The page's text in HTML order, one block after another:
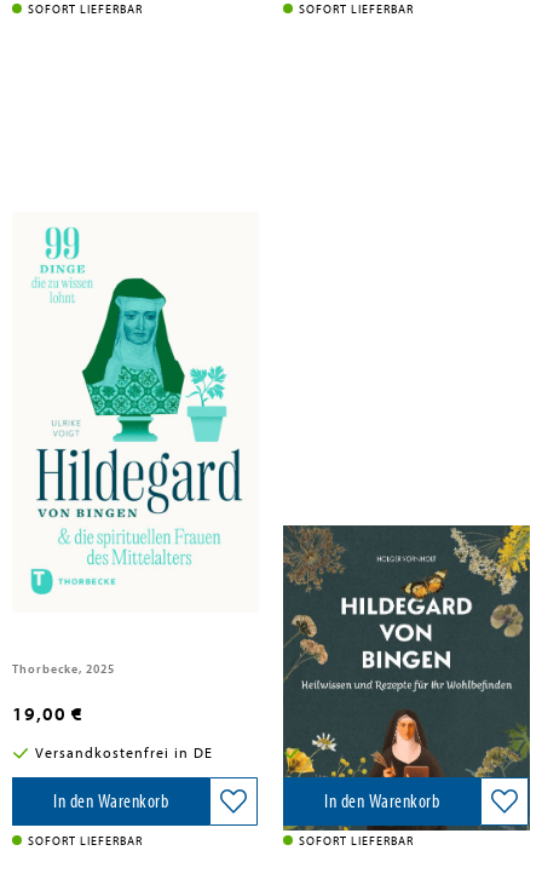
SOFORT LIEFERBAR SOFORT LIEFERBAR
Voigt, Ulrike
Hildegard & die spirituellen
Frauen des Mittelalters
Thorbecke, 2025
19,00 €
Versandkostenfrei in DE
In den Warenkorb
SOFORT LIEFERBAR
Vornholt, Holger
Hildegard von Bingen -
Heilwissen und Rezepte für Ihr
Wohlbefinden
Heel Verlag GmbH, 2022
Versandkostenfrei in DE
In den Warenkorb
SOFORT LIEFERBAR